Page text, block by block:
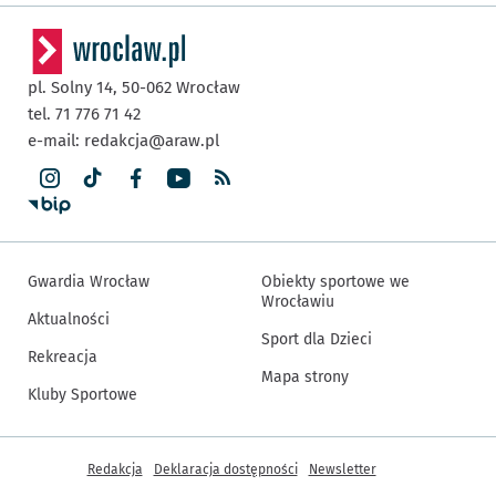
pl. Solny 14, 50-062 Wrocław
tel. 71 776 71 42
e-mail: redakcja@araw.pl
Gwardia Wrocław
Aktualności
Rekreacja
Kluby Sportowe
Obiekty sportowe we
Wrocławiu
Sport dla Dzieci
Mapa strony
Inne informacje
Redakcja Deklaracja dostępności Newsletter